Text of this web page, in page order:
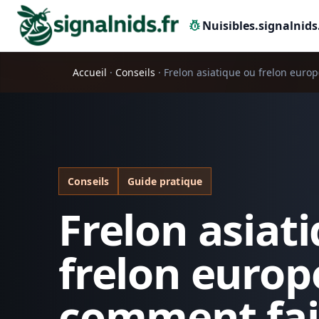
pest_control
Accueil · Conseils · Frelon asiatique ou frelon
Conseils Guide pratique
Frelon
frelon